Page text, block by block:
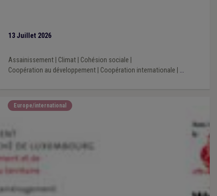
13 Juillet 2026
Assainissement| Climat| Cohésion sociale
Coopération au développement| Coopération internationale ...
Europe/international